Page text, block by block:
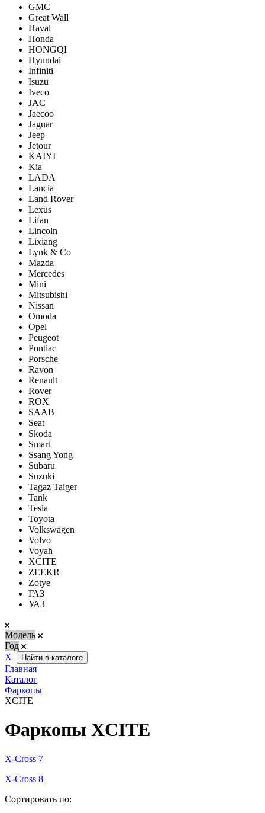
GMC
Great Wall
Haval
Honda
HONGQI
Hyundai
Infiniti
Isuzu
Iveco
JAC
Jaecoo
Jaguar
Jeep
Jetour
KAIYI
Kia
LADA
Lancia
Land Rover
Lexus
Lifan
Lincoln
Lixiang
Lynk & Co
Mazda
Mercedes
Mini
Mitsubishi
Nissan
Omoda
Opel
Peugeot
Pontiac
Porsсhe
Ravon
Renault
Rover
ROX
SAAB
Seat
Skoda
Smart
Ssang Yong
Subaru
Suzuki
Tagaz Taiger
Tank
Tesla
Toyota
Volkswagen
Volvo
Voyah
XCITE
ZEEKR
Zotye
ГАЗ
УАЗ
Модель
Год
Х
Найти в каталоге
Главная
Каталог
Фаркопы
XCITE
Фаркопы XCITE
X-Cross 7
X-Cross 8
Сортировать по: